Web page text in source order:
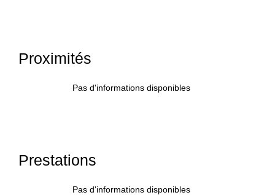
Proximités
Pas d'informations disponibles
Prestations
Pas d'informations disponibles